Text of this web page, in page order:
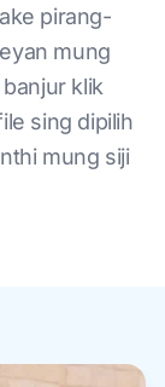
pirang-
mung
klik
sing dipilih
mung siji